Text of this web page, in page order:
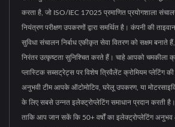
करता है, जो ISO/IEC 17025 प्रमाणित प्रयोगशाला
नियंत्रण परीक्षण उपकरणों द्वारा समर्थित है। कंपनी की
सुविधा संचालन निर्बाध एकीकृत सेवा वितरण को सक्षम बनाते
निरंतर उत्कृष्टता सुनिश्चित करते हैं। चाहे आपको चमकीला
प्लास्टिक सब्सट्रेट्स पर विशेष त्रिवैलेंट क्रोमियम प्लेटिंग
अनुभवी टीम आपके ऑटोमोटिव, घरेलू उपकरण, या
के लिए सबसे उन्नत इलेक्ट्रोप्लेटिंग समाधान प्रदान करती
ताकि आप जान सकें कि 50+ वर्षों का इलेक्ट्रोप्लेटिंग अनुभव